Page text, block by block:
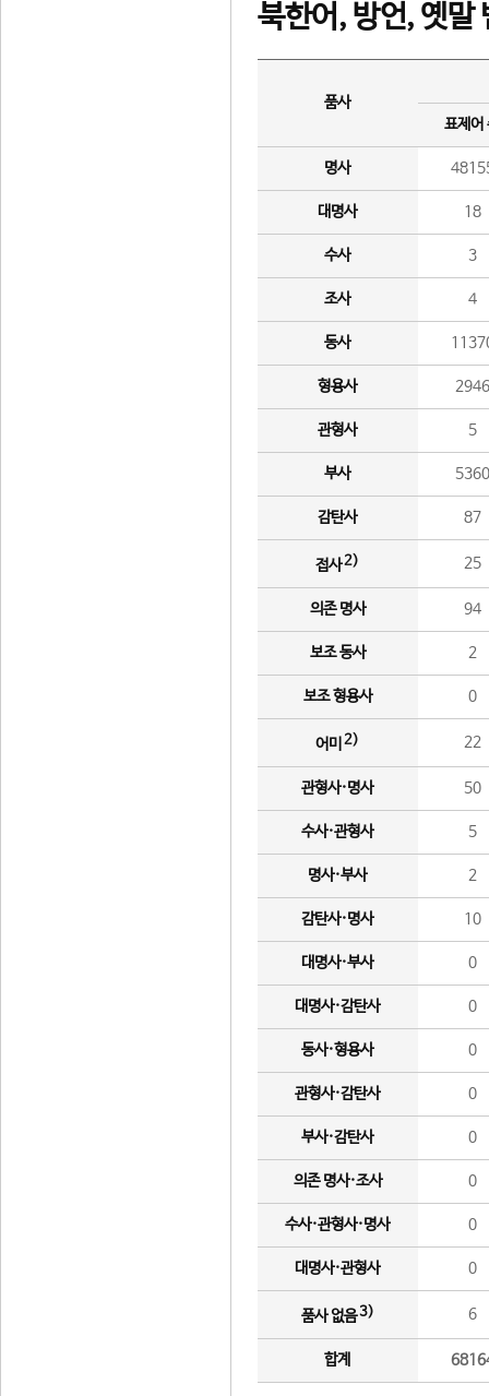
북한어, 방언, 옛말
품사
표제어
명사
대명사 18
수사 3
조사 4
동사
형용사 2946
관형사 5
부사 5360
감탄사 87
접사2) 25
의존 명사 94
보조 동사 2
보조 형용사 0
어미 2) 22
관형사·명사 50
수사·관형사 5
명사·부사 2
감탄사·명사 10
대명사·부사 0
대명사·감탄사 0
동사·형용사 0
관형사·감탄사 0
부사·감탄사 0
의존 명사·조사 0
수사·관형사·명사 0
대명사·관형사 0
품사 없음3) 6
합계